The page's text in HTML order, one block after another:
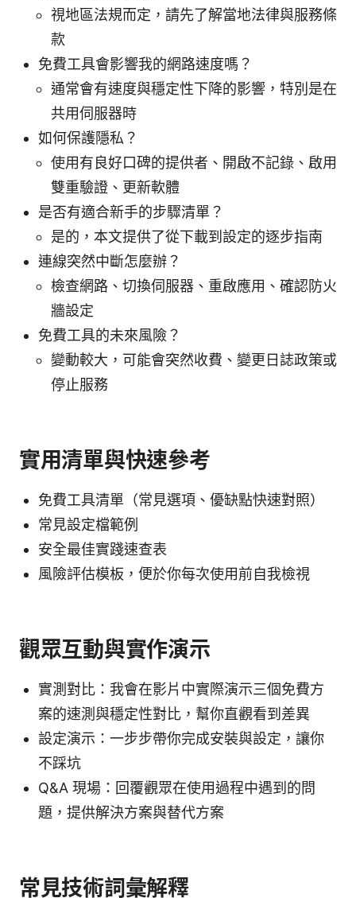
視地區法規而定，請先了解當地法律與服務條
款
免費工具會影響我的網路速度嗎？
通常會有速度與穩定性下降的影響，特別是在
共用伺服器時
如何保護隱私？
使用有良好口碑的提供者、開啟不記錄、啟用
雙重驗證、更新軟體
是否有適合新手的步驟清單？
是的，本文提供了從下載到設定的逐步指南
連線突然中斷怎麼辦？
檢查網路、切換伺服器、重啟應用、確認防火
牆設定
免費工具的未來風險？
變動較大，可能會突然收費、變更日誌政策或
停止服務
實用清單與快速參考
免費工具清單（常見選項、優缺點快速對照）
常見設定檔範例
安全最佳實踐速查表
風險評估模板，便於你每次使用前自我檢視
觀眾互動與實作演示
實測對比：我會在影片中實際演示三個免費方
案的速測與穩定性對比，幫你直觀看到差異
設定演示：一步步帶你完成安裝與設定，讓你
不踩坑
Q&A 現場：回覆觀眾在使用過程中遇到的問
題，提供解決方案與替代方案
常見技術詞彙解釋